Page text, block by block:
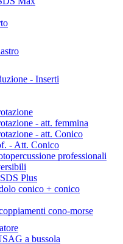
- Inserti
- att. femmina
- att. Conico
- Att. Conico
professionali
Plus
conico + conico
cono-morse
a bussola